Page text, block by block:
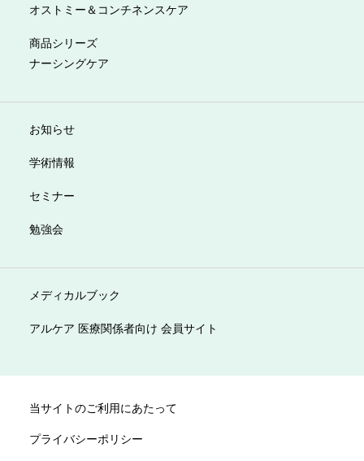
オストミー＆コンチネンスケア
商品シリーズ
ナーシングケア
お知らせ
学術情報
セミナー
勉強会
メディカルブック
アルケア 医療関係者向け 会員サイト
当サイトのご利用にあたって
プライバシーポリシー